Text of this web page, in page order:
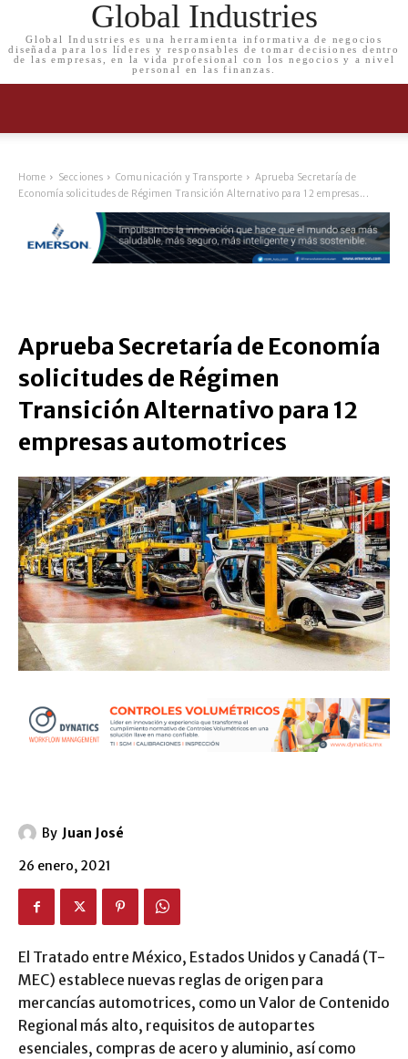
Global Industries
Global Industries es una herramienta informativa de negocios
diseñada para los líderes y responsables de tomar decisiones dentro
de las empresas, en la vida profesional con los negocios y a nivel
personal en las finanzas.
Home Secciones Comunicación y Transporte
Aprueba Secretaría de
Economía solicitudes de Régimen Transición Alternativo para 12 empresas...
Aprueba Secretaría de Economía
solicitudes de Régimen
Transición Alternativo para 12
empresas automotrices
By Juan José
26 enero, 2021
El Tratado entre México, Estados Unidos y Canadá (T-
MEC) establece nuevas reglas de origen para
mercancías automotrices, como un Valor de Contenido
Regional más alto, requisitos de autopartes
esenciales, compras de acero y aluminio, así como